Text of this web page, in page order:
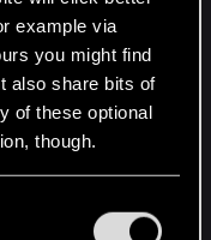
example via
you might find
also share bits of
of these optional
though.
them in the
w “Bitwie o
– każda
co z
synergię. Na